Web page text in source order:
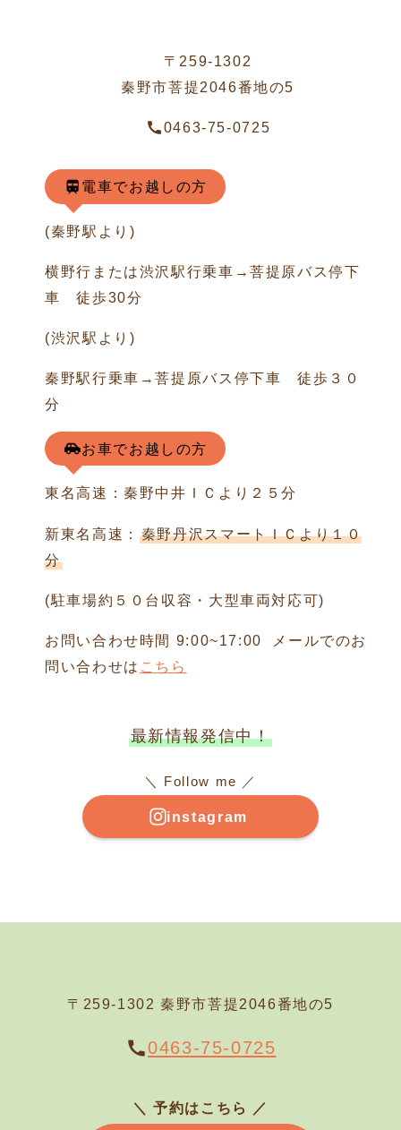
〒259-1302
秦野市菩提2046番地の5
0463-75-0725
電車でお越しの方
(秦野駅より)
横野行または渋沢駅行乗車→菩提原バス停下
車 徒歩30分
(渋沢駅より)
秦野駅行乗車→菩提原バス停下車 徒歩３０
分
お車でお越しの方
東名高速：秦野中井ＩＣより２５分
新東名高速：
秦野丹沢スマートＩＣより１０
分
(駐車場約５０台収容・大型車両対応可)
お問い合わせ時間 9:00~17:00 メールでのお
問い合わせは こちら
最新情報発信中！
＼ Follow me ／
instagram
〒259-1302 秦野市菩提2046番地の5
0463-75-0725
＼ 予約はこちら ／